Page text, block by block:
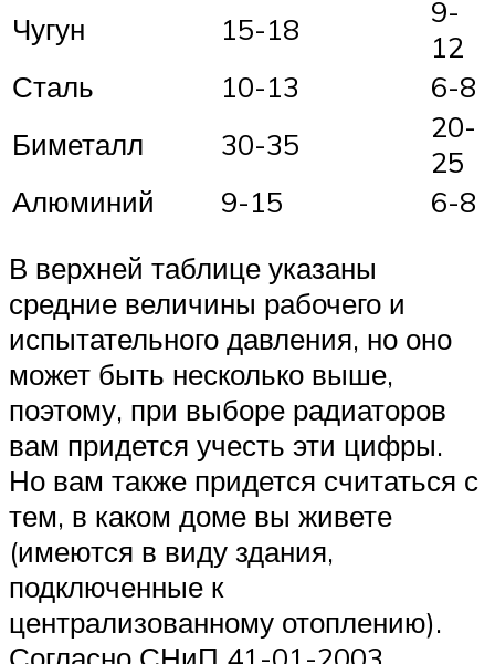
Чугун
15-18
9-
12
Сталь
10-13
6-8
Биметалл
30-35
20-
25
Алюминий
9-15
6-8
В верхней таблице указаны
средние величины рабочего и
испытательного давления, но оно
может быть несколько выше,
поэтому, при выборе радиаторов
вам придется учесть эти цифры.
Но вам также придется считаться с
тем, в каком доме вы живете
(имеются в виду здания,
подключенные к
централизованному отоплению).